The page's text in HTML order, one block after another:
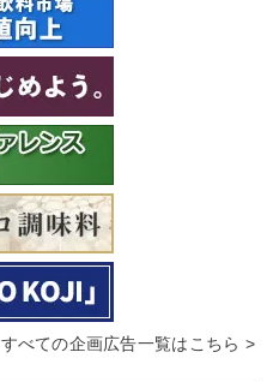
すべての企画広告一覧はこちら >